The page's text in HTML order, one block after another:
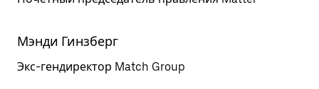
Мэнди Гинзберг
Экс-гендиректор Match Group